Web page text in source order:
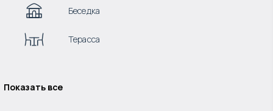
Беседка
Терасса
Показать все